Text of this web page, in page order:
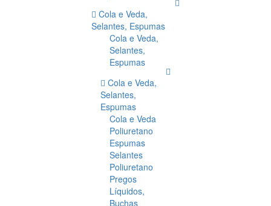
Cola e Veda,
Selantes, Espumas
Cola e Veda,
Selantes,
Espumas
Cola e Veda,
Selantes,
Espumas
Cola e Veda
Poliuretano
Espumas
Selantes
Poliuretano
Pregos
Líquidos,
Buchas